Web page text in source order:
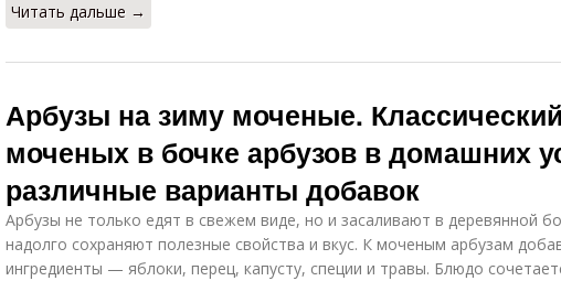
Читать дальше →
Арбузы на зиму моченые.
моченых в бочке арбузов в домашних
различные варианты добавок
Арбузы не только едят в свежем виде, но и засаливают в деревянной
надолго сохраняют полезные свойства и вкус. К моченым арбузам
ингредиенты — яблоки, перец, капусту, специи и травы. Блюдо